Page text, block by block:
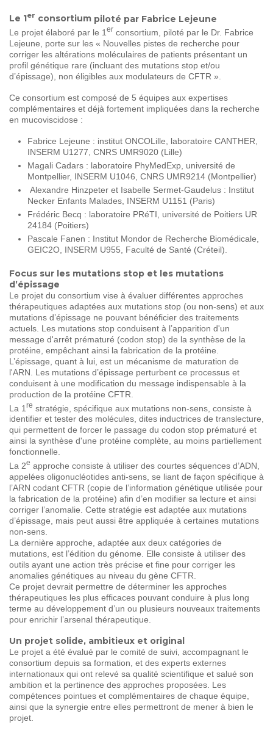
Le 1er consortium piloté par Fabrice Lejeune
Le projet élaboré par le 1 er consortium, piloté par le Dr. Fabrice
Lejeune, porte sur les « Nouvelles pistes de recherche pour
corriger les altérations moléculaires de patients présentant un
profil génétique rare (incluant des mutations stop et/ou
d’épissage), non éligibles aux modulateurs de CFTR ».
Ce consortium est composé de 5 équipes aux expertises
complémentaires et déjà fortement impliquées dans la recherche
en mucoviscidose :
Fabrice Lejeune : institut ONCOLille, laboratoire CANTHER,
INSERM U1277, CNRS UMR9020 (Lille)
Magali Cadars : laboratoire PhyMedExp, université de
Montpellier, INSERM U1046, CNRS UMR9214 (Montpellier)
Alexandre Hinzpeter et Isabelle Sermet-Gaudelus : Institut
Necker Enfants Malades, INSERM U1151 (Paris)
Frédéric Becq : laboratoire PRéTI, université de Poitiers UR
24184 (Poitiers)
Pascale Fanen : Institut Mondor de Recherche Biomédicale,
GEIC2O, INSERM U955, Faculté de Santé (Créteil).
Focus sur les mutations stop et les mutations
d’épissage
Le projet du consortium vise à évaluer différentes approches
thérapeutiques adaptées aux mutations stop (ou non-sens) et aux
mutations d’épissage ne pouvant bénéficier des traitements
actuels. Les mutations stop conduisent à l’apparition d'un
message d'arrêt prématuré (codon stop) de la synthèse de la
protéine, empêchant ainsi la fabrication de la protéine.
L’épissage, quant à lui, est un mécanisme de maturation de
l'ARN. Les mutations d’épissage perturbent ce processus et
conduisent à une modification du message indispensable à la
production de la protéine CFTR.
La 1 re stratégie, spécifique aux mutations non-sens, consiste à
identifier et tester des molécules, dites inductrices de translecture,
qui permettent de forcer le passage du codon stop prématuré et
ainsi la synthèse d'une protéine complète, au moins partiellement
fonctionnelle.
La 2e approche consiste à utiliser des courtes séquences d’ADN,
appelées oligonucléotides anti-sens, se liant de façon spécifique à
l’ARN codant CFTR (copie de l’information génétique utilisée pour
la fabrication de la protéine) afin d’en modifier sa lecture et ainsi
corriger l’anomalie. Cette stratégie est adaptée aux mutations
d’épissage, mais peut aussi être appliquée à certaines mutations
non-sens.
La dernière approche, adaptée aux deux catégories de
mutations, est l’édition du génome. Elle consiste à utiliser des
outils ayant une action très précise et fine pour corriger les
anomalies génétiques au niveau du gène CFTR.
Ce projet devrait permettre de déterminer les approches
thérapeutiques les plus efficaces pouvant conduire à plus long
terme au développement d’un ou plusieurs nouveaux traitements
pour enrichir l’arsenal thérapeutique.
Un projet solide, ambitieux et original
Le projet a été évalué par le comité de suivi, accompagnant le
consortium depuis sa formation, et des experts externes
internationaux qui ont relevé sa qualité scientifique et salué son
ambition et la pertinence des approches proposées. Les
compétences pointues et complémentaires de chaque équipe,
ainsi que la synergie entre elles permettront de mener à bien le
projet.